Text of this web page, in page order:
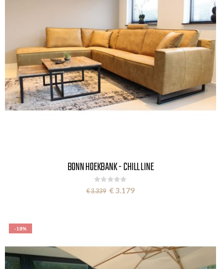
BONN HOEKBANK - CHILL LINE
Rating:
0%
€ 3.339 Special
Price
€ 3.179
-18%